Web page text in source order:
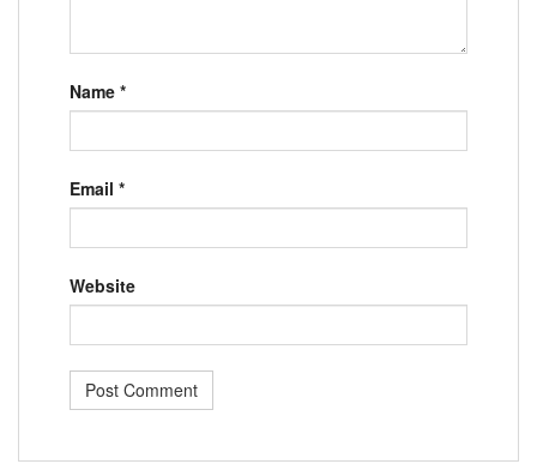
Name *
Email *
Website